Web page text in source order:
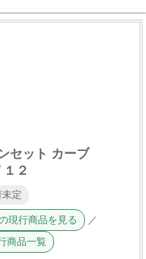
セット カーブ
２
未定
現行商品を見る ／
商品一覧